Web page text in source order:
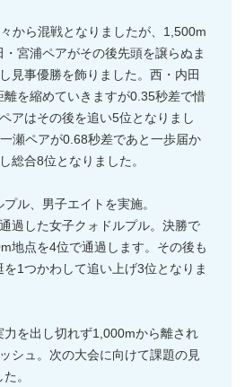
から混戦となりましたが、1,500m
宮浦ペアがその後先頭を譲らぬま
見事優勝を飾りました。西・内田
を縮めていきますが0.35秒差で惜
アはその後を追い5位となりまし
瀬ペアが0.68秒差であと一歩届か
総合8位となりました。
ル、男子エイトを実施。
過した女子クォドルプル。決勝で
地点を4位で通過します。その後も
1つかわして追い上げ3位となりま
力を出し切れず1,000mから離され
シュ。次の大会に向けて課題の見
。